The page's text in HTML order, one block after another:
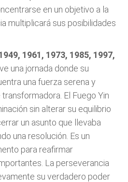
en un objetivo a la
multiplicará sus posibilidades
1961, 1973, 1985, 1997,
una jornada donde su
una fuerza serena y
El Fuego Yin
sin alterar su equilibrio
un asunto que llevaba
una resolución. Es un
para reafirmar
La perseverancia
su verdadero poder